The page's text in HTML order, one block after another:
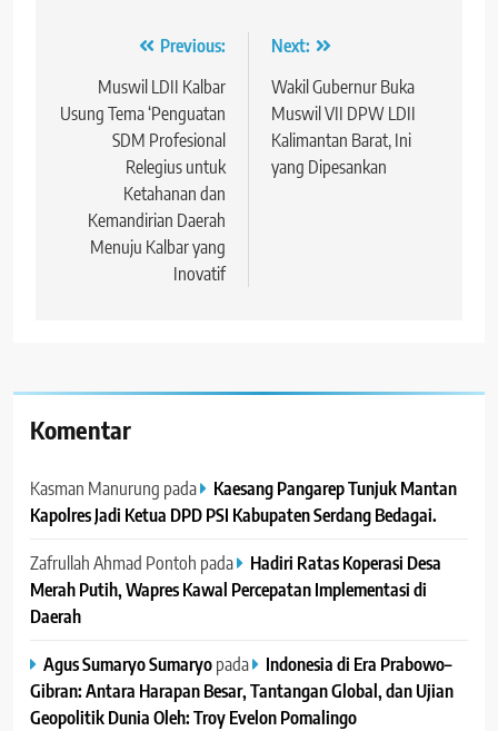
Navigasi Previous:
Muswil LDII Kalbar
Usung Tema ‘Penguatan
SDM Profesional
Relegius untuk
Ketahanan dan
Kemandirian Daerah
Menuju Kalbar yang
Inovatif
Next:
Wakil Gubernur Buka
Muswil VII DPW LDII
Kalimantan Barat, Ini
yang Dipesankan
Komentar
Kasman Manurung pada
Kaesang Pangarep Tunjuk Mantan
Kapolres Jadi Ketua DPD PSI Kabupaten Serdang Bedagai. ‎ ‎
Zafrullah Ahmad Pontoh pada
Hadiri Ratas Koperasi Desa
Merah Putih, Wapres Kawal Percepatan Implementasi di
Daerah
Agus Sumaryo Sumaryopada
Indonesia di Era Prabowo–
Gibran: Antara Harapan Besar, Tantangan Global, dan Ujian
Geopolitik Dunia Oleh: Troy Evelon Pomalingo